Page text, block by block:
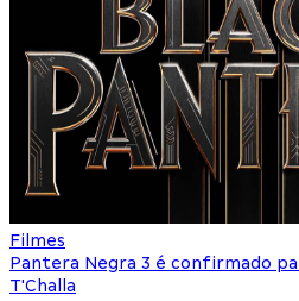
Filmes
Pantera Negra 3 é confirmado
T'Challa